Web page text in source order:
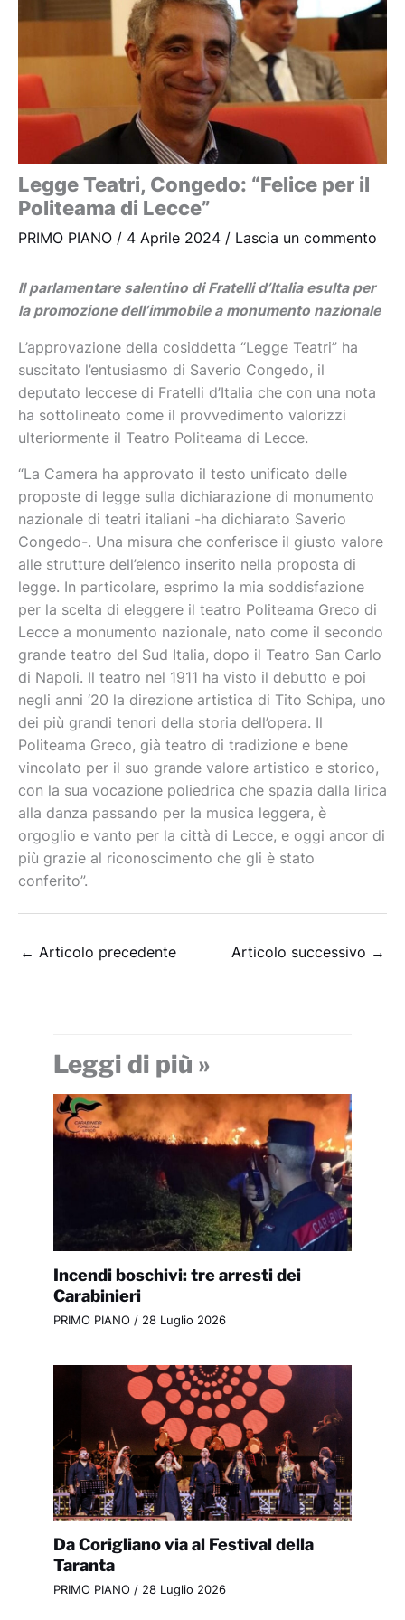
Legge Teatri, Congedo: “Felice per il
Politeama di Lecce”
PRIMO PIANO / 4 Aprile 2024 / Lascia un commento
Il parlamentare salentino di Fratelli d’Italia esulta per
la promozione dell’immobile a monumento nazionale
L’approvazione della cosiddetta “Legge Teatri” ha
suscitato l’entusiasmo di Saverio Congedo, il
deputato leccese di Fratelli d’Italia che con una nota
ha sottolineato come il provvedimento valorizzi
ulteriormente il Teatro Politeama di Lecce.
“La Camera ha approvato il testo unificato delle
proposte di legge sulla dichiarazione di monumento
nazionale di teatri italiani -ha dichiarato Saverio
Congedo-. Una misura che conferisce il giusto valore
alle strutture dell’elenco inserito nella proposta di
legge. In particolare, esprimo la mia soddisfazione
per la scelta di eleggere il teatro Politeama Greco di
Lecce a monumento nazionale, nato come il secondo
grande teatro del Sud Italia, dopo il Teatro San Carlo
di Napoli. Il teatro nel 1911 ha visto il debutto e poi
negli anni ‘20 la direzione artistica di Tito Schipa, uno
dei più grandi tenori della storia dell’opera. Il
Politeama Greco, già teatro di tradizione e bene
vincolato per il suo grande valore artistico e storico,
con la sua vocazione poliedrica che spazia dalla lirica
alla danza passando per la musica leggera, è
orgoglio e vanto per la città di Lecce, e oggi ancor di
più grazie al riconoscimento che gli è stato
conferito”.
← Articolo precedente Articolo successivo →
Leggi di più »
Incendi boschivi: tre arresti dei
Carabinieri
PRIMO PIANO / 28 Luglio 2026
Da Corigliano via al Festival della
Taranta
PRIMO PIANO / 28 Luglio 2026